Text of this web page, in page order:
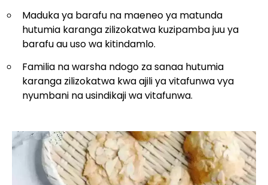
Maduka ya barafu na maeneo ya matunda
hutumia karanga zilizokatwa kuzipamba juu ya
barafu au uso wa kitindamlo.
Familia na warsha ndogo za sanaa hutumia
karanga zilizokatwa kwa ajili ya vitafunwa vya
nyumbani na usindikaji wa vitafunwa.